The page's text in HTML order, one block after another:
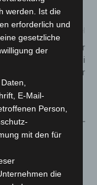
Online-Wache der
Polizei
immer beliebter
Vinnhorst
werden. Ist die
erforderlich und
gesetzliche
der
E-Mail-
Person,
mit den für
die